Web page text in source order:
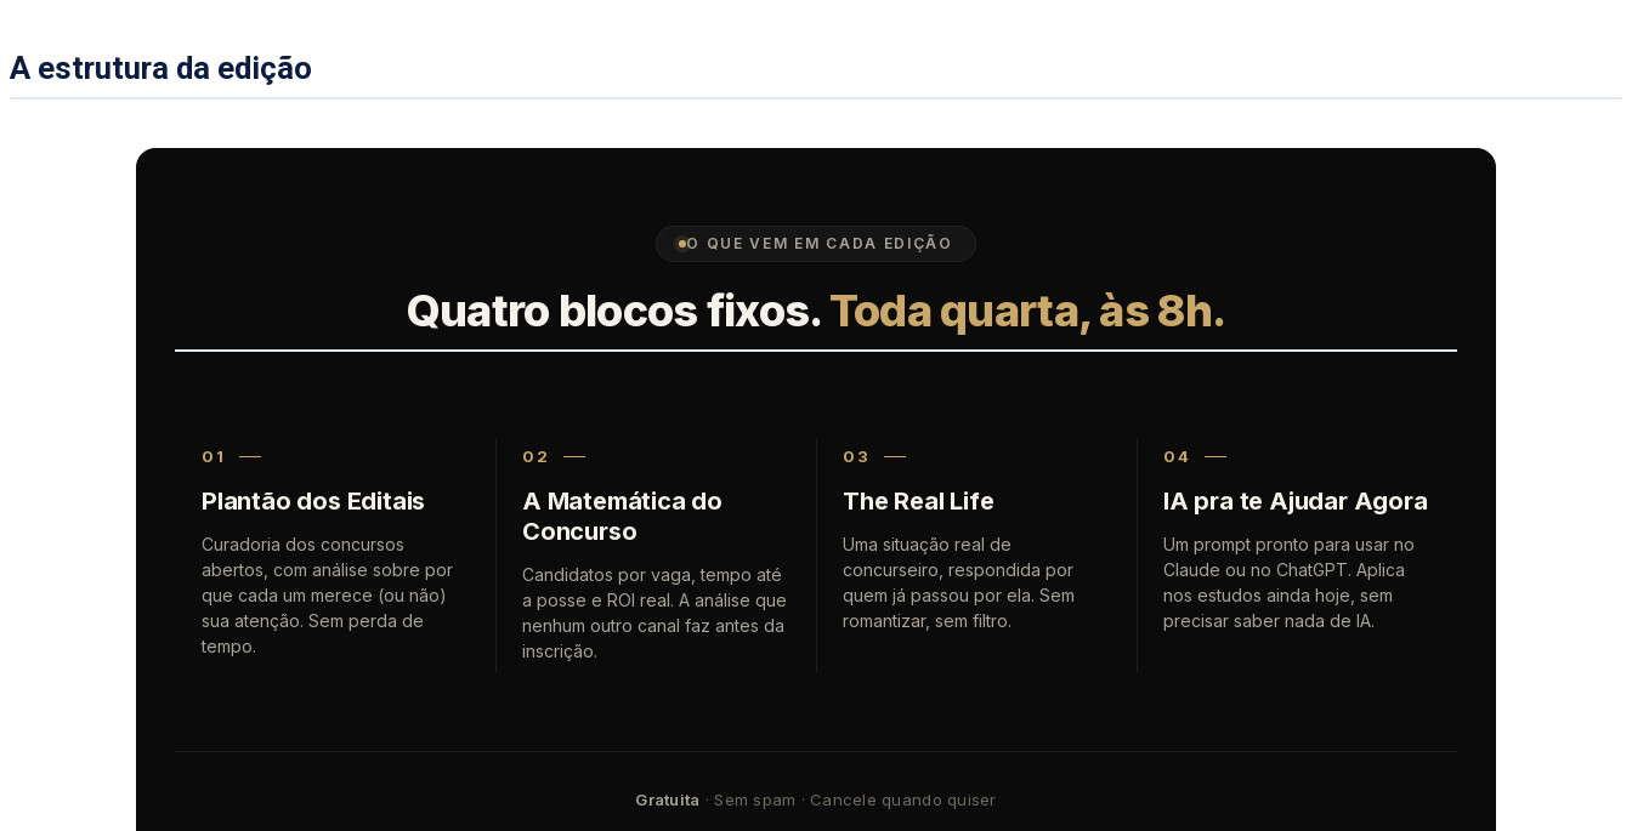
A estrutura da edição
O QUE VEM EM CADA EDIÇÃO
Quatro blocos fixos.Toda quarta, às 8h.
01
Plantão dos Editais
Curadoria dos concursos
abertos, com análise sobre por
que cada um merece (ou não)
sua atenção. Sem perda de
tempo.
02
A Matemática do
Concurso
Candidatos por vaga, tempo até
a posse e ROI real. A análise que
nenhum outro canal faz antes da
inscrição.
03
The Real Life
Uma situação real de
concurseiro, respondida por
quem já passou por ela. Sem
romantizar, sem filtro.
04
IA pra te Ajudar Agora
Um prompt pronto para usar no
Claude ou no ChatGPT. Aplica
nos estudos ainda hoje, sem
precisar saber nada de IA.
Gratuita · Sem spam · Cancele quando quiser